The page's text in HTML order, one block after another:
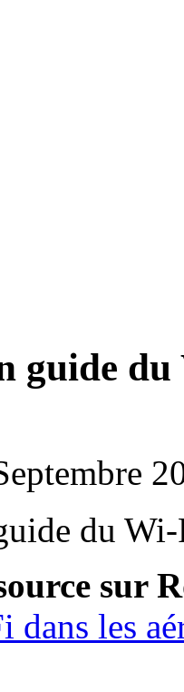
guide du
du Wi-
sur
dans les